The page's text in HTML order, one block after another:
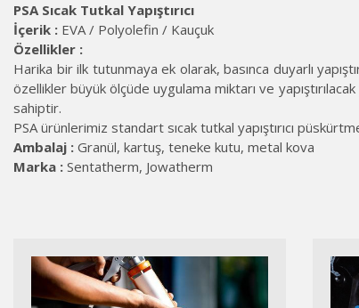
PSA Sıcak Tutkal Yapıştırıcı
İçerik : EVA / Polyolefin / Kauçuk
Özellikler :
Harika bir ilk tutunmaya ek olarak, basınca duyarlı
özellikler büyük ölçüde uygulama miktarı ve
sahiptir.
PSA ürünlerimiz standart sıcak tutkal yapıştırıcı
Ambalaj : Granül, kartuş, teneke kutu, metal kova
Marka : Sentatherm, Jowatherm